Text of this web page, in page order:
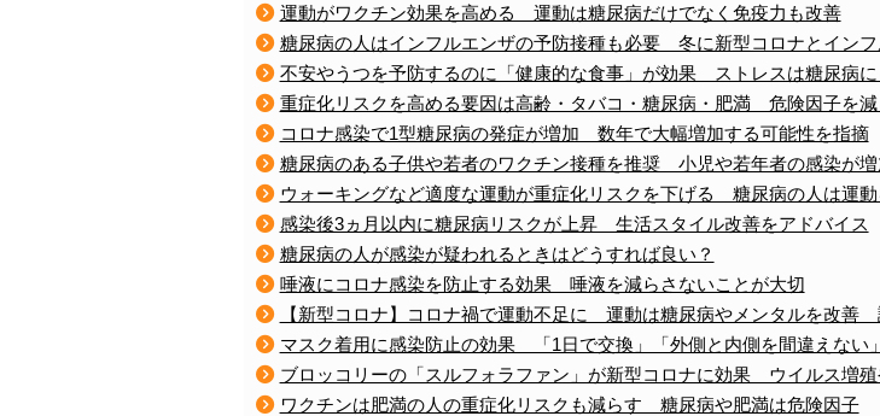
運動がワクチン効果を高める 運動は糖尿病だけでなく免疫力も改善
糖尿病の人はインフルエンザの予防接種も必要 冬に新型コロナとイン
不安やうつを予防するのに「健康的な食事」が効果 ストレスは糖尿病
重症化リスクを高める要因は高齢・タバコ・糖尿病・肥満 危険因子を
コロナ感染で1型糖尿病の発症が増加 数年で大幅増加する可能性を指摘
糖尿病のある子供や若者のワクチン接種を推奨 小児や若年者の感染が増
ウォーキングなど適度な運動が重症化リスクを下げる 糖尿病の人は運動
感染後3ヵ月以内に糖尿病リスクが上昇 生活スタイル改善をアドバイス
糖尿病の人が感染が疑われるときはどうすれば良い？
唾液にコロナ感染を防止する効果 唾液を減らさないことが大切
【新型コロナ】コロナ禍で運動不足に 運動は糖尿病やメンタルを改善
マスク着用に感染防止の効果 「1日で交換」「外側と内側を間違えない」
ブロッコリーの「スルフォラファン」が新型コロナに効果 ウイルス増殖
ワクチンは肥満の人の重症化リスクも減らす 糖尿病や肥満は危険因子